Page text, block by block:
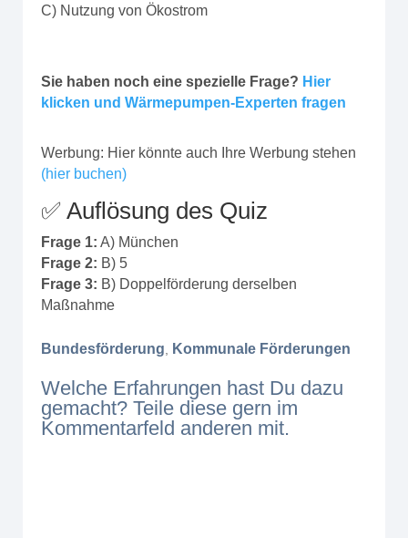
C) Nutzung von Ökostrom
Sie haben noch eine spezielle Frage? Hier
klicken und Wärmepumpen-Experten fragen
Werbung: Hier könnte auch Ihre Werbung stehen
(hier buchen)
✅ Auflösung des Quiz
Frage 1: A) München
Frage 2: B) 5
Frage 3: B) Doppelförderung derselben
Maßnahme
Bundesförderung Kommunale Förderungen
Welche Erfahrungen hast Du dazu
gemacht? Teile diese gern im
Kommentarfeld anderen mit.